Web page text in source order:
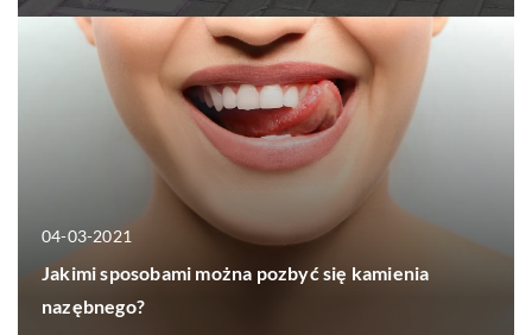
04-03-2021
Jakimi sposobami można pozbyć się kamienia
nazębnego?